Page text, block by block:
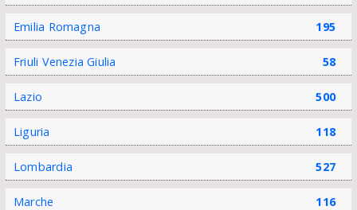
Emilia Romagna 195
Friuli Venezia Giulia 58
Lazio 500
Liguria 118
Lombardia 527
Marche 116